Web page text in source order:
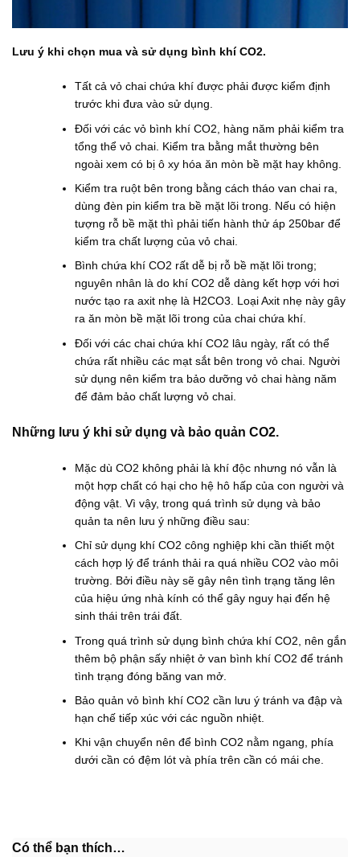
Lưu ý khi chọn mua và sử dụng bình khí CO2.
Tất cả vỏ chai chứa khí được phải được kiểm định
trước khi đưa vào sử dụng.
Đối với các vỏ bình khí CO2, hàng năm phải kiểm tra
tổng thể vỏ chai. Kiểm tra bằng mắt thường bên
ngoài xem có bị ô xy hóa ăn mòn bề mặt hay không.
Kiểm tra ruột bên trong bằng cách tháo van chai ra,
dùng đèn pin kiểm tra bề mặt lõi trong. Nếu có hiện
tượng rỗ bề mặt thì phải tiến hành thử áp 250bar để
kiểm tra chất lượng của vỏ chai.
Bình chứa khí CO2 rất dễ bị rỗ bề mặt lõi trong;
nguyên nhân là do khí CO2 dễ dàng kết hợp với hơi
nước tạo ra axit nhẹ là H2CO3. Loại Axit nhẹ này gây
ra ăn mòn bề mặt lõi trong của chai chứa khí.
Đối với các chai chứa khí CO2 lâu ngày, rất có thể
chứa rất nhiều các mạt sắt bên trong vỏ chai. Người
sử dụng nên kiểm tra bảo dưỡng vỏ chai hàng năm
để đảm bảo chất lượng vỏ chai.
Những lưu ý khi sử dụng và bảo quản CO2.
Mặc dù CO2 không phải là khí độc nhưng nó vẫn là
một hợp chất có hại cho hệ hô hấp của con người và
động vật. Vì vậy, trong quá trình sử dụng và bảo
quản ta nên lưu ý những điều sau:
Chỉ sử dụng khí CO2 công nghiệp khi cần thiết một
cách hợp lý để tránh thải ra quá nhiều CO2 vào môi
trường. Bởi điều này sẽ gây nên tình trạng tăng lên
của hiệu ứng nhà kính có thể gây nguy hại đến hệ
sinh thái trên trái đất.
Trong quá trình sử dụng bình chứa khí CO2, nên gắn
thêm bộ phận sấy nhiệt ở van bình khí CO2 để tránh
tình trạng đóng băng van mở.
Bảo quản vỏ bình khí CO2 cần lưu ý tránh va đập và
hạn chế tiếp xúc với các nguồn nhiệt.
Khi vận chuyển nên để bình CO2 nằm ngang, phía
dưới cần có đệm lót và phía trên cần có mái che.
Có thể bạn thích…